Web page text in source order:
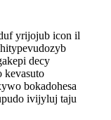
yrijojub icon il
decy
kevasuto
bokadohesa
ivijyluj taju